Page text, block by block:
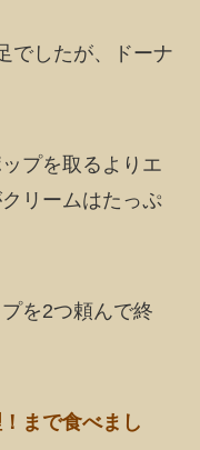
でしたが、ドーナ
プを取るよりエ
リームはたっぷ
を2つ頼んで終
まで食べまし